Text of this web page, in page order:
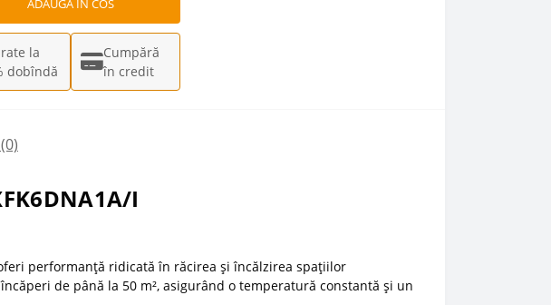
ADAUGA IN COS
la
dobîndă
Cumpără
în credit
(0)
I
performanță ridicată în răcirea și încălzirea spațiilor
de până la 50 m², asigurând o temperatură constantă și un